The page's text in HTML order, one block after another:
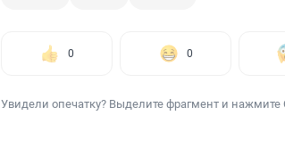
0 0
Увидели опечатку? Выделите фрагмент и нажмите